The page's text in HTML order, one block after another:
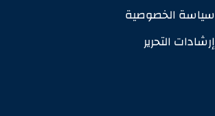
سياسة الخصوصية
إرشادات التحرير